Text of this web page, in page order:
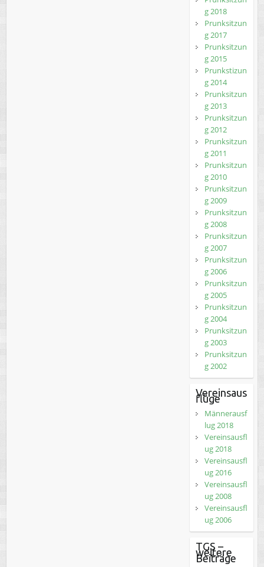
g 2018
Prunksitzun
g 2017
Prunksitzun
g 2015
Prunkstizun
g 2014
Prunksitzun
g 2013
Prunksitzun
g 2012
Prunksitzun
g 2011
Prunksitzun
g 2010
Prunksitzun
g 2009
Prunksitzun
g 2008
Prunksitzun
g 2007
Prunksitzun
g 2006
Prunksitzun
g 2005
Prunksitzun
g 2004
Prunksitzun
g 2003
Prunksitzun
g 2002
Vereinsaus
flüge
Männerausf
lug 2018
Vereinsausfl
ug 2018
Vereinsausfl
ug 2016
Vereinsausfl
ug 2008
Vereinsausfl
ug 2006
TGS –
weitere
Beiträge